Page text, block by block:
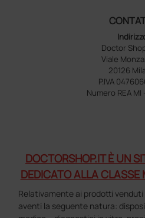
Doctor
Viale
20126
P.IVA
Numero REA MI
DOCTORSHOP.IT È UN
DEDICATO ALLA CLASSE
Relativamente ai prodotti venduti
aventi la seguente natura: